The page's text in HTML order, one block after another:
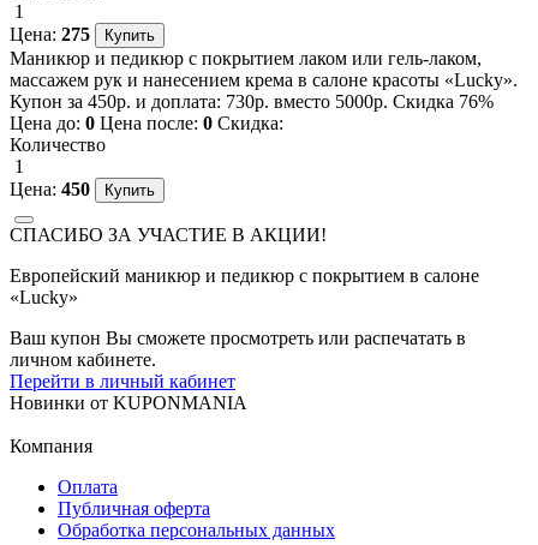
1
Цена: 275
Маникюр и педикюр с покрытием лаком или гель-лаком,
массажем рук и нанесением крема в салоне красоты «Lucky».
Купон за 450р. и доплата: 730р. вместо 5000р. Скидка 76%
Цена до: 0 Цена после: 0 Скидка:
Количество
1
Цена: 450
СПАСИБО ЗА УЧАСТИЕ В АКЦИИ!
Европейский маникюр и педикюр с покрытием в салоне
«Lucky»
Ваш купон Вы сможете просмотреть или распечатать в
личном кабинете.
Перейти в личный кабинет
Новинки от KUPONMANIA
Компания
Оплата
Публичная оферта
Обработка персональных данных